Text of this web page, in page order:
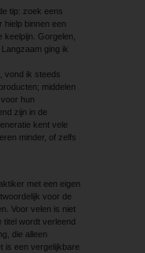
tip: zoek eens
hielp binnen een
Gorgelen,
ging ik
vond ik steeds
middelen
hun
zijn in de
kent vele
minder, of zelfs
met een eigen
voor de
Voor velen is niet
titel wordt verleend
die alleen
is een vergelijkbare